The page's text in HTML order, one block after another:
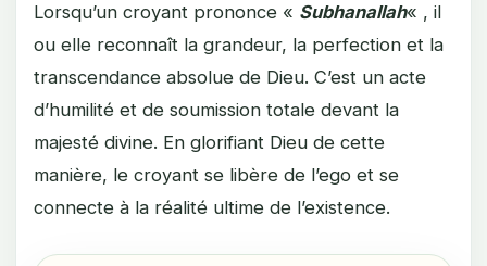
Lorsqu’un croyant prononce « Subhanallah« , il
ou elle reconnaît la grandeur, la perfection et la
transcendance absolue de Dieu. C’est un acte
d’humilité et de soumission totale devant la
majesté divine. En glorifiant Dieu de cette
manière, le croyant se libère de l’ego et se
connecte à la réalité ultime de l’existence.